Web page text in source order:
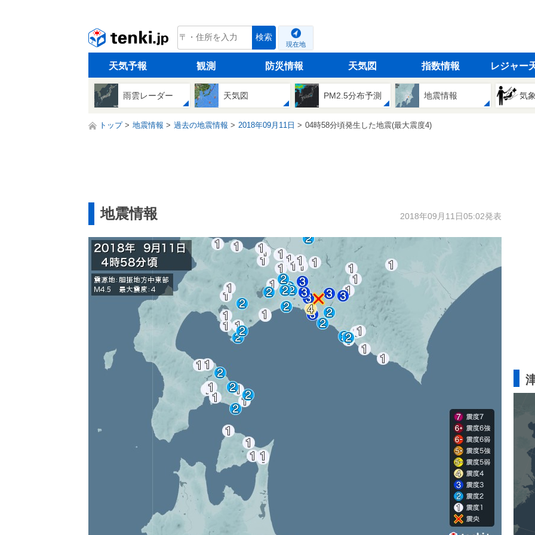
tenki.jp 検索
現在地
天気予報 観測 防災情報 天気図 指数情報 レジャー
雨雲レーダー 天気図 PM2.5分布予測 地震情報 気
トップ 地震情報 過去の地震情報 2018年09月11日 04時58分頃発生した地震(最大震度4)
地震情報 2018年09月11日05:02発表